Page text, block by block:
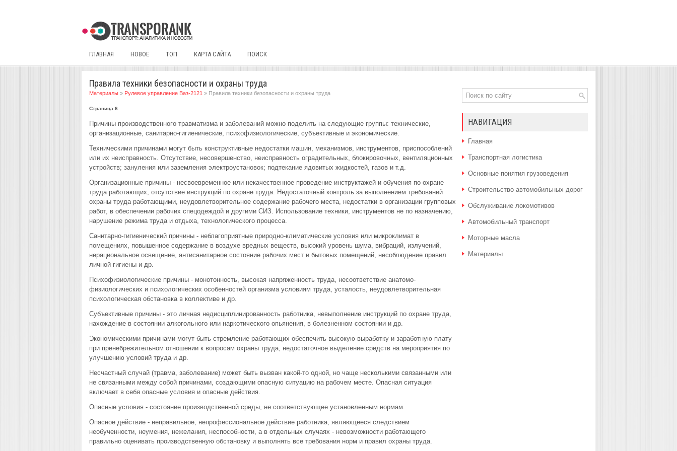
ГЛАВНАЯ НОВОЕ ТОП КАРТА САЙТА ПОИСК
Правила техники безопасности и охраны труда
Материалы » Рулевое управление Ваз-2121 » Правила техники безопасности и охраны труда
Страница 6
Причины производственного травматизма и заболеваний можно поделить на следующие группы: технические,
организационные, санитарно-гигиенические, психофизиологические, субъективные и экономические.
Техническими причинами могут быть конструктивные недостатки машин, механизмов, инструментов, приспособлений
или их неисправность. Отсутствие, несовершенство, неисправность оградительных, блокировочных, вентиляционных
устройств; зануления или заземления электроустановок; подтекание ядовитых жидкостей, газов и т.д.
Организационные причины - несвоевременное или некачественное проведение инструктажей и обучения по охране
труда работающих, отсутствие инструкций по охране труда. Недостаточный контроль за выполнением требований
охраны труда работающими, неудовлетворительное содержание рабочего места, недостатки в организации групповых
работ, в обеспечении рабочих спецодеждой и другими СИЗ. Использование техники, инструментов не по назначению,
нарушение режима труда и отдыха, технологического процесса.
Санитарно-гигиенический причины - неблагоприятные природно-климатические условия или микроклимат в
помещениях, повышенное содержание в воздухе вредных веществ, высокий уровень шума, вибраций, излучений,
нерациональное освещение, антисанитарное состояние рабочих мест и бытовых помещений, несоблюдение правил
личной гигиены и др.
Психофизиологические причины - монотонность, высокая напряженность труда, несоответствие анатомо-
физиологических и психологических особенностей организма условиям труда, усталость, неудовлетворительная
психологическая обстановка в коллективе и др.
Субъективные причины - это личная недисциплинированность работника, невыполнение инструкций по охране труда,
нахождение в состоянии алкогольного или наркотического опьянения, в болезненном состоянии и др.
Экономическими причинами могут быть стремление работающих обеспечить высокую выработку и заработную плату
при пренебрежительном отношении к вопросам охраны труда, недостаточное выделение средств на мероприятия по
улучшению условий труда и др.
Несчастный случай (травма, заболевание) может быть вызван какой-то одной, но чаще несколькими связанными или
не связанными между собой причинами, создающими опасную ситуацию на рабочем месте. Опасная ситуация
включает в себя опасные условия и опасные действия.
Опасные условия - состояние производственной среды, не соответствующее установленным нормам.
Опасное действие - неправильное, непрофессиональное действие работника, являющееся следствием
необученности, неумения, нежелания, неспособности, а в отдельных случаях - невозможности работающего
правильно оценивать производственную обстановку и выполнять все требования норм и правил охраны труда.
НАВИГАЦИЯ
Главная
Транспортная логистика
Основные понятия грузоведения
Строительство автомобильных дорог
Обслуживание локомотивов
Автомобильный транспорт
Моторные масла
Материалы